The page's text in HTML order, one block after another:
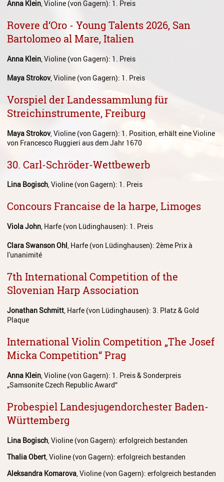
Feldenkrais
Gesang
Instrumentenkarussell
Komposition
Musikproduktion, DJing und
Musiktheater - Stage
Musiktheorie
Musiktherapie
MuM - Musikunterricht für
RockPopJazz
Schlaginstrumente
Streichinstrumente
Tasteninstrumente
Zupfinstrumente
Unsere Lehrkräfte
Ensembles
Talentförderung
Ermäßigungen
Fördermöglichkeiten
Mietinstrumente
Anmeldung
Anna Klein, Violine (von Gagern): 1. Preis
Rovere d‘Oro - Young Talents 2026, San
Bartolomeo al Mare, Italien
Anna Klein , Violine (von Gagern): 1. Preis
Maya Strokov, Violine (von Gagern): 1. Preis
Vorspiel der Landessammlung für
Streichinstrumente, Freiburg
Maya Strokov, Violine (von Gagern): 1. Position, erhält eine Violine
von Francesco Ruggieri aus dem Jahr 1670
30. Carl-Schröder-Wettbewerb
Lina Bogisch, Violine (von Gagern): 1. Preis
Concours Francaise de la harpe, Limoges
Viola John, Harfe (von Lüdinghausen): 1. Preis
Clara Swanson Ohl, Harfe (von Lüdinghausen): 2ème Prix à
l'unanimité
7th International Competition of the
Slovenian Harp Association
Jonathan Schmitt, Harfe (von Lüdinghausen): 3. Platz & Gold
Plaque
International Violin Competition „The Josef
Micka Competition“ Prag
Anna Klein , Violine (von Gagern): 1. Preis & Sonderpreis
„Samsonite Czech Republic Award“
Probespiel Landesjugendorchester Baden-
Württemberg
Lina Bogisch , Violine (von Gagern): erfolgreich bestanden
Thalia Obert , Violine (von Gagern): erfolgreich bestanden
Aleksandra Komarova , Violine (von Gagern): erfolgreich bestanden